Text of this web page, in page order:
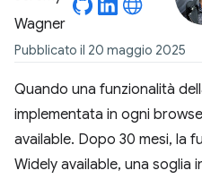
Pubblicato il 20 maggio 2025
Quando una funzionalità
implementata in ogni
available. Dopo 30 mesi, la
Widely available, una soglia